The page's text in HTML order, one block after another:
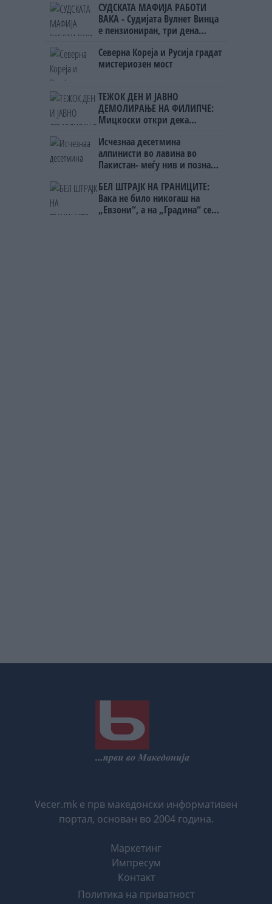
СУДСКАТА МАФИЈА РАБОТИ
ВАКА - Судијата Вулнет Винца
е пензиониран, три дена
на бизнисменот Марковски
Северна Кореја и Русија градат
мистериозен мост
ТЕЖОК ДЕН И ЈАВНО
ДЕМОЛИРАЊЕ НА ФИЛИПЧЕ:
Мицкоски откри дека
ништо, освен за кеш
Исчезнаа десетмина
алпинисти во лавина во
Пакистан- меѓу нив и познат
БЕЛ ШТРАЈК НА ГРАНИЦИТЕ:
Вака не било никогаш на
„Евзони“, а на „Градина“ се
Vecer.mk е прв македонски информативен
портал, основан во 2004 година.
Маркетинг
Импресум
Контакт
Политика на приватност